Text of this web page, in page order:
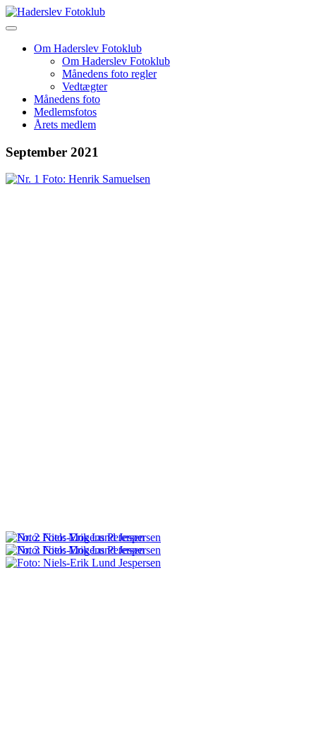
Skip
to
Om Haderslev Fotoklub
Om Haderslev Fotoklub
Månedens foto regler
Vedtægter
Månedens foto
Medlemsfotos
Årets medlem
September 2021